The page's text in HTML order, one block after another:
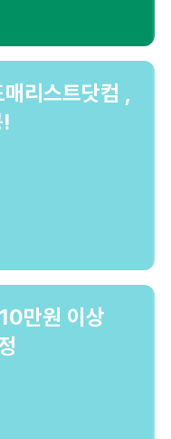
리스트닷컴 ,
만원 이상